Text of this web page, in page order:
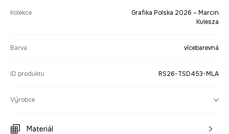
Kolekce
Grafika Polska 2026 – Marcin
Kulesza
Barva vícebarevná
ID produktu RS26-TSD453-MLA
Výrobce
Materiál